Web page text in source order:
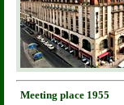
Meeting place 1955